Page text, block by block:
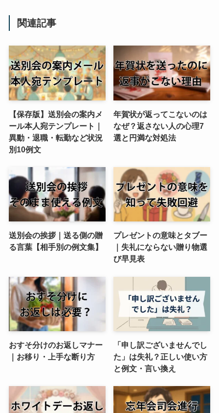
関連記事
【保存版】送別会の案内メ
ール本人宛テンプレート｜
異動・退職・転勤など状況
別10例文
年賀状が返ってこないのは
なぜ？返さない人の心理7
選と円満な対処法
送別会の挨拶｜送る側の贈
る言葉【相手別の例文集】
プレゼントの意味とタブー
｜失礼にならない贈り物選
び早見表
おすそ分けのお返しマナー
｜お移り・上手な断り方
「申し訳ございませんでし
た」は失礼？正しい使い方
と例文・言い換え